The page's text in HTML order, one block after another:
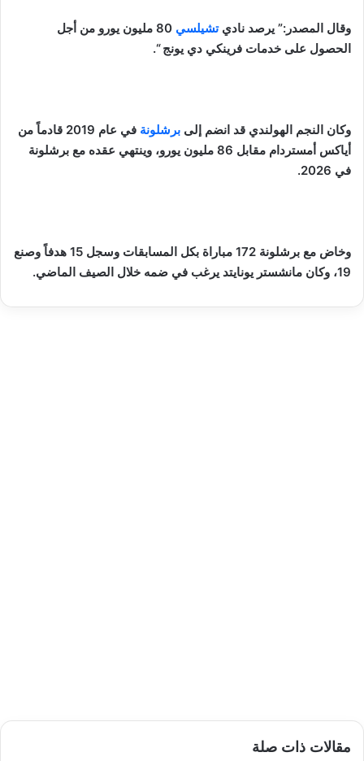
وقال المصدر:” يرصد ناديتشيلسي
80 مليون يورو من أجل
الحصول على خدمات فرينكي دي يونج “.
وكان النجم الهولندي قد انضم إلى برشلونة
في عام 2019 قادماً من
أياكس أمستردام مقابل 86 مليون يورو، وينتهي عقده مع برشلونة
في 2026.
وخاض مع برشلونة 172 مباراة بكل المسابقات وسجل 15 هدفاً وصنع
19، وكان مانشستر يونايتد يرغب في ضمه خلال الصيف الماضي.
مقالات ذات صلة